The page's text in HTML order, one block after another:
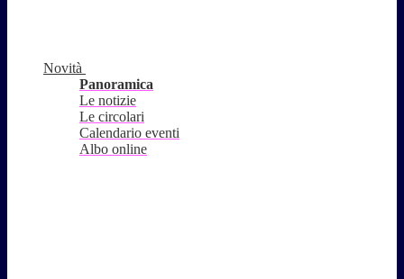
Novità
Panoramica
Le notizie
Le circolari
Calendario eventi
Albo online